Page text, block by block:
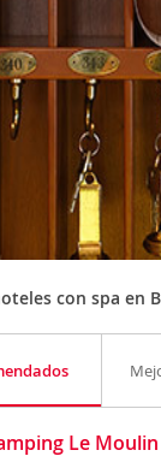
con spa en
Le